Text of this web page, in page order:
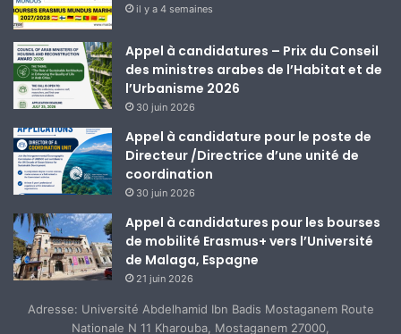
il y a 4 semaines
Appel à candidatures – Prix du Conseil
des ministres arabes de l’Habitat et de
l’Urbanisme 2026
30 juin 2026
Appel à candidature pour le poste de
Directeur /Directrice d’une unité de
coordination
30 juin 2026
Appel à candidatures pour les bourses
de mobilité Erasmus+ vers l’Université
de Malaga, Espagne
21 juin 2026
Adresse: Université Abdelhamid Ibn Badis Mostaganem Route
Nationale N 11 Kharouba, Mostaganem 27000,